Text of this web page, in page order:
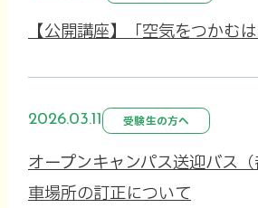
【公開講座】「空気をつかむ
2026.03.11 受験生の方へ
オープンキャンパス送迎バス
車場所の訂正について